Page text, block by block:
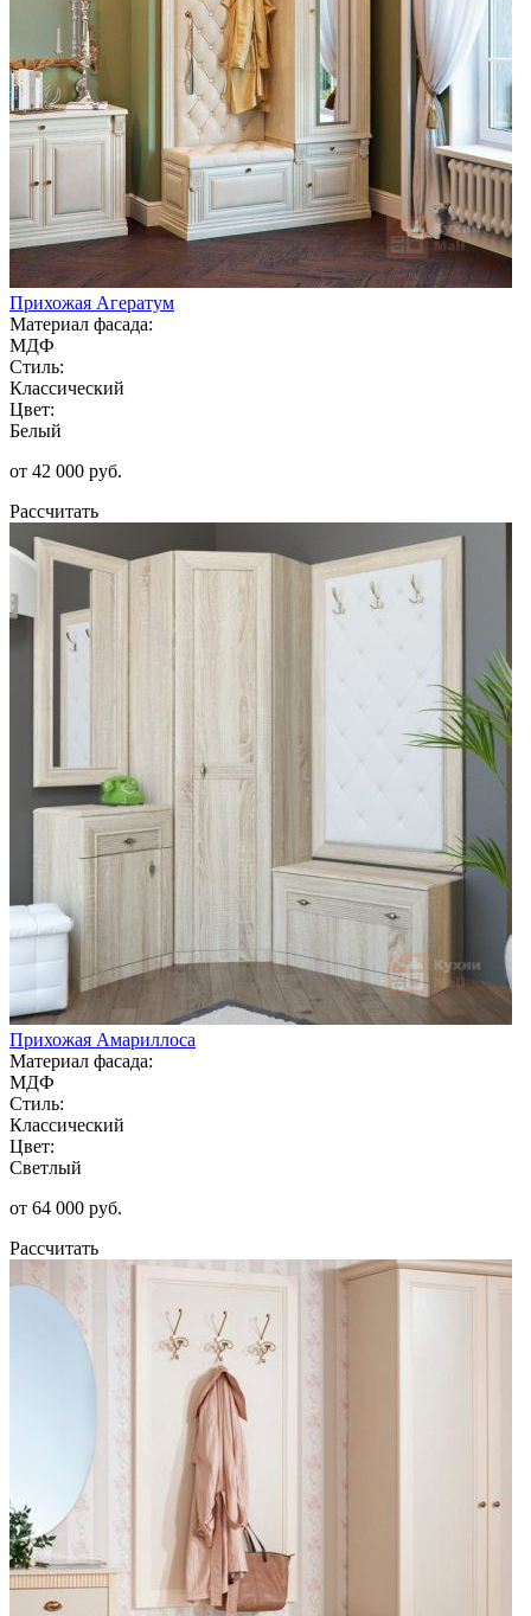
Прихожая Агератум
Материал фасада:
МДФ
Стиль:
Классический
Цвет:
Белый
от 42 000 руб.
Рассчитать
Прихожая Амариллоса
Материал фасада:
МДФ
Стиль:
Классический
Цвет:
Светлый
от 64 000 руб.
Рассчитать